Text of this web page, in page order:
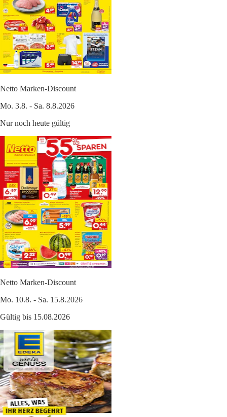
Netto Marken-Discount
Mo. 3.8. - Sa. 8.8.2026
Nur noch heute gültig
Netto Marken-Discount
Mo. 10.8. - Sa. 15.8.2026
Gültig bis 15.08.2026